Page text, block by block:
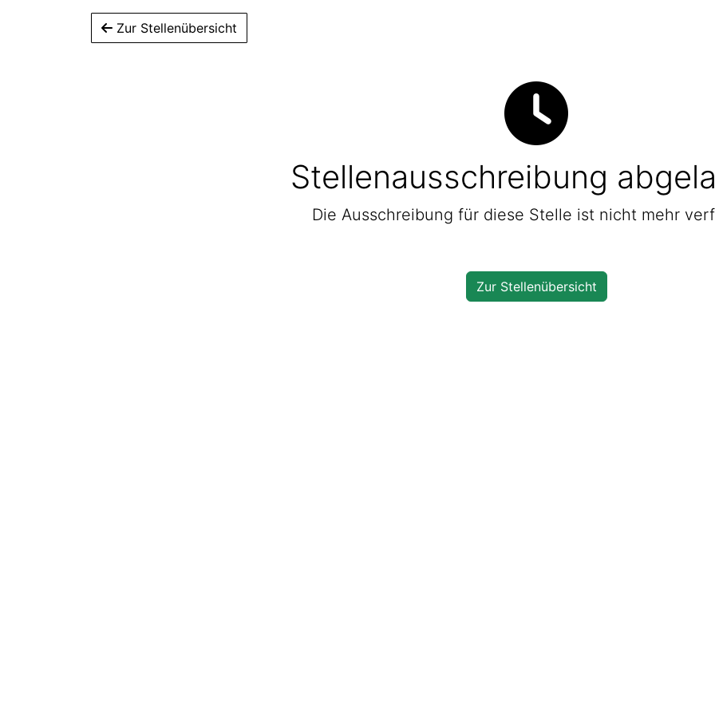
Zur Stellenübersicht
Stellenausschreibung
Die Ausschreibung für diese Stelle ist nicht mehr
Zur Stellenübersicht